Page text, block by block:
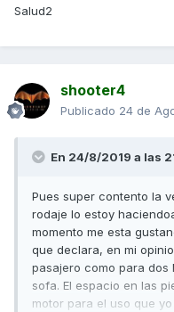
Salud2
shooter4
Publicado 24 de
En 24/8/2019 a las
Pues super contento la
rodaje lo estoy
momento me esta
que declara, en mi
pasajero como para dos
sofa. El espacio en las
motor para el uso que